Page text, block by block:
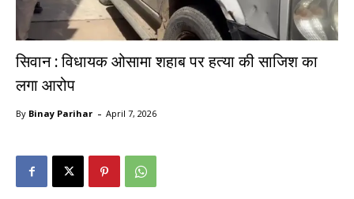
सिवान : विधायक ओसामा शहाब पर हत्या की साजिश का
लगा आरोप
By Binay Parihar - April 7, 2026